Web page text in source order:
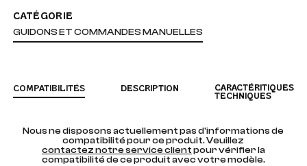
CATÉGORIE
GUIDONS ET COMMANDES MANUELLES
COMPATIBILITÉS DESCRIPTION
CARACTÉRITIQUES
TECHNIQUES
Nous ne disposons actuellement pas d'informations de
compatibilité pour ce produit. Veuillez
contactez notre service clientpour vérifier la
compatibilité de ce produit avec votre modèle.